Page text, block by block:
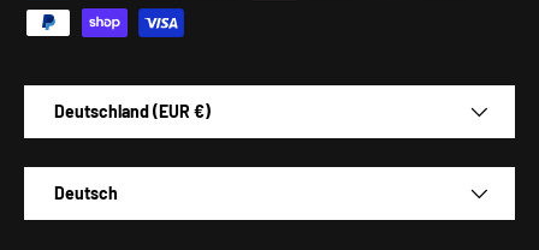
Deutschland (EUR €)
Deutsch